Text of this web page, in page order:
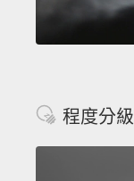
程度分級